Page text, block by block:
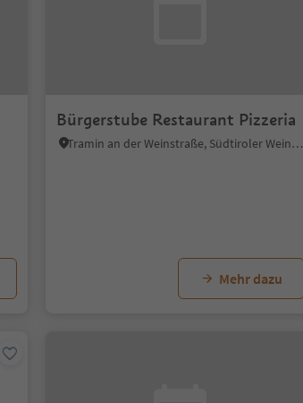
Bürgerstube Restaurant Pizzeria
Tramin an der Weinstraße, Südtiroler Weinstraße
Mehr dazu